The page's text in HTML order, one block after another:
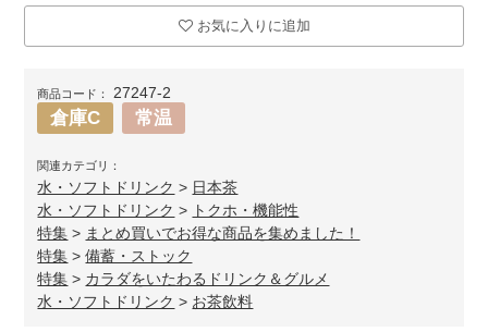
お気に入りに追加
商品コード： 27247-2
倉庫C 常温
関連カテゴリ：
水・ソフトドリンク > 日本茶
水・ソフトドリンク > トクホ・機能性
特集 > まとめ買いでお得な商品を集めました！
特集 >備蓄・ストック
特集 > カラダをいたわるドリンク＆グルメ
水・ソフトドリンク > お茶飲料